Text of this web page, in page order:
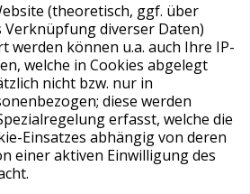
(theoretisch, ggf. über
Verknüpfung diverser Daten)
werden können u.a. auch Ihre IP-
welche in Cookies abgelegt
nicht bzw. nur in
diese werden
erfasst, welche die
Einsatzes abhängig von deren
einer aktiven Einwilligung des